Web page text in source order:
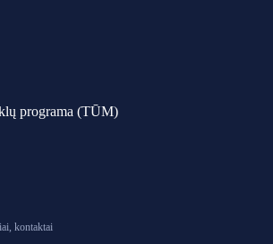
programa (TŪM)
kontaktai